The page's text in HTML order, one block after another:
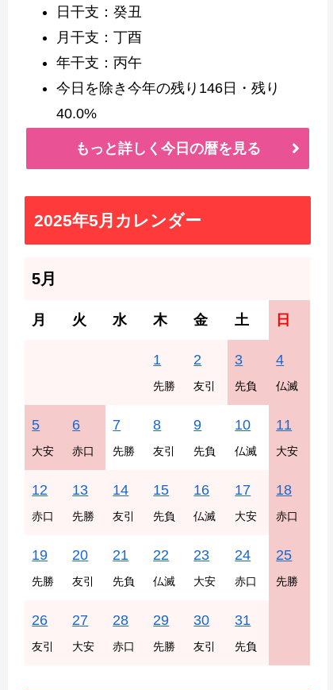
日干支：癸丑
月干支：丁酉
年干支：丙午
今日を除き今年の残り146日・残り
40.0%
もっと詳しく今日の暦を見る
2025年5月カレンダー
5月
月 火 水 木 金 土 日
1
先勝
2
友引
3
先負
4
仏滅
5
大安
6
赤口
7
先勝
8
友引
9
先負
10
仏滅
11
大安
12
赤口
13
先勝
14
友引
15
先負
16
仏滅
17
大安
18
赤口
19
先勝
20
友引
21
先負
22
仏滅
23
大安
24
赤口
25
先勝
26
友引
27
大安
28
赤口
29
先勝
30
友引
31
先負